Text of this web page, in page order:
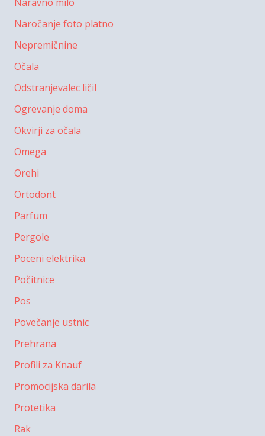
Naročanje foto platno
Nepremičnine
Očala
Odstranjevalec ličil
Ogrevanje doma
Okvirji za očala
Omega
Orehi
Ortodont
Parfum
Pergole
Poceni elektrika
Počitnice
Pos
Povečanje ustnic
Prehrana
Profili za Knauf
Promocijska darila
Protetika
Rak